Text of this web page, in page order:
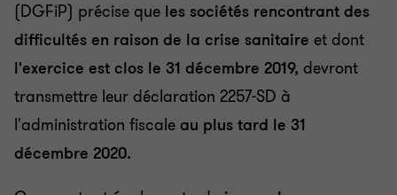
(DGFiP) précise que les sociétés rencontrant des
difficultés en raison de la crise sanitaire et dont
l'exercice est clos le 31 décembre 2019, devront
transmettre leur déclaration 2257-SD à
l'administration fiscale au plus tard le 31
décembre 2020.